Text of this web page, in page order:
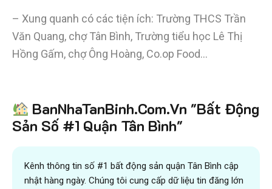
– Xung quanh có các tiện ích: Trường THCS Trần
Văn Quang, chợ Tân Bình, Trường tiểu học Lê Thị
Hồng Gấm, chợ Ông Hoàng, Co.op Food…
Tiết kiệmhơn 90% thời gian , mua bán được nhanh hơn
và kiếm được nhiều tiền hơn với sự trợ giúp đắc lực của
đội ngũ chuyên gia VICTORY REAL
Trên 10.500 Khách Hàng Đã Tìm Mua
Nhanh
BanNhaTanBinh.Com.Vn "Bất Động
Sản Số #1 Quận Tân Bình"
Kênh thông tin số #1 bất động sản quận Tân Bình cập
nhật hàng ngày. Chúng tôi cung cấp dữ liệu tin đăng lớn